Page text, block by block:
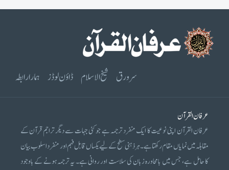
سرورق شیخ الاسلام ڈاؤن لوڈز ہمارا رابطہ
عرفان القرآن
عرفان القرآن اپنی نوعیت کا ایک منفرد ترجمہ ہے جو کئی جہات سے دیگر تراجم قرآن کے
مقابلہ میں نمایاں مقام رکھتا ہے۔ ہر ذہنی سطح کے لیے یکساں قابل فہم اور منفرد اسلوب بیان
کا حامل ہے، جس میں بامحاورہ زبان کی سلاست اور روانی ہے۔ یہ ترجمہ ہونے کے باوجود